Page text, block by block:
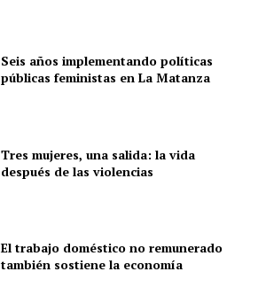
Seis años implementando políticas
públicas feministas en La Matanza
Tres mujeres, una salida: la vida
después de las violencias
El trabajo doméstico no remunerado
también sostiene la economía